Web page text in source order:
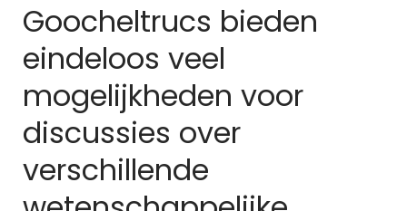
Goocheltrucs bieden
eindeloos veel
mogelijkheden voor
discussies over
verschillende